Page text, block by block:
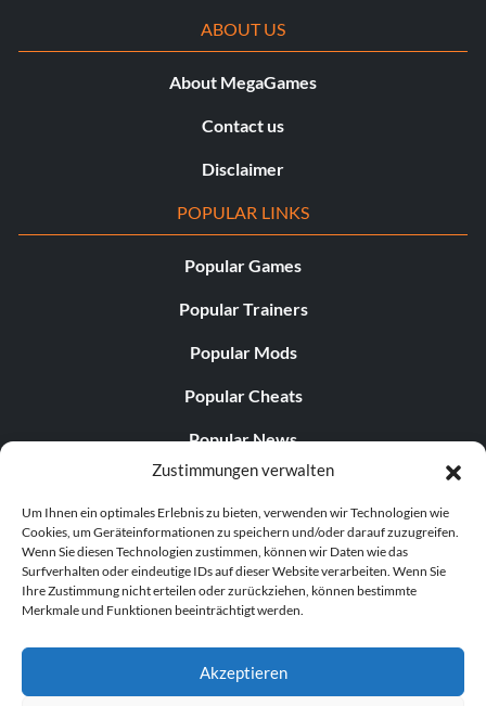
Zustimmungen verwalten
Um Ihnen ein optimales Erlebnis zu bieten, verwenden wir Technologien wie
Cookies, um Geräteinformationen zu speichern und/oder darauf zuzugreifen.
Wenn Sie diesen Technologien zustimmen, können wir Daten wie das
Surfverhalten oder eindeutige IDs auf dieser Website verarbeiten. Wenn Sie
Ihre Zustimmung nicht erteilen oder zurückziehen, können bestimmte
Merkmale und Funktionen beeinträchtigt werden.
Akzeptieren
ABOUT US
About MegaGames
Contact us
Disclaimer
POPULAR LINKS
Popular Games
Popular Trainers
Popular Mods
Popular Cheats
Popular News
Popular Editorials
Popular Free Games
LATEST UPDATES